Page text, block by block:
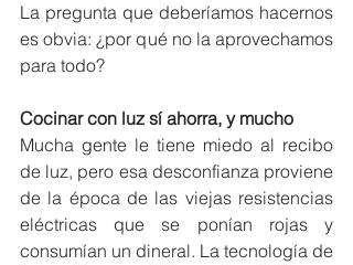
La pregunta que deberíamos hacernos
es obvia: ¿por qué no la aprovechamos
para todo?
Cocinar con luz sí ahorra, y mucho
Mucha gente le tiene miedo al recibo
de luz, pero esa desconfianza proviene
de la época de las viejas resistencias
eléctricas que se ponían rojas y
consumían un dineral. La tecnología de